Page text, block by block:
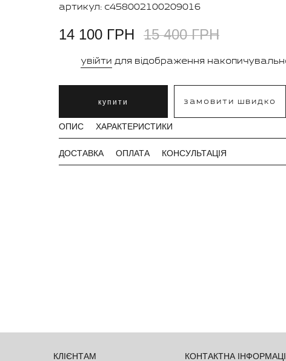
артикул: c458002100209016
14 100 ГРН 15 400 ГРН
увійти для відображення
купити замовити швидко
ОПИС ХАРАКТЕРИСТИКИ
ДОСТАВКА ОПЛАТА КОНСУЛЬТАЦІЯ
КЛІЄНТАМ КОНТАКТНА